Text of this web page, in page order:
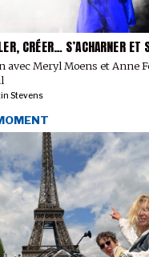
CRÉER… S’ACHARNER ET
avec Meryl Moens et Anne
Stevens